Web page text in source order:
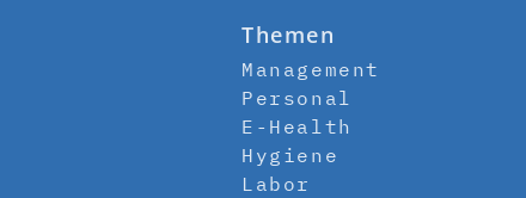
Themen
Management
Personal
E-Health
Hygiene
Labor